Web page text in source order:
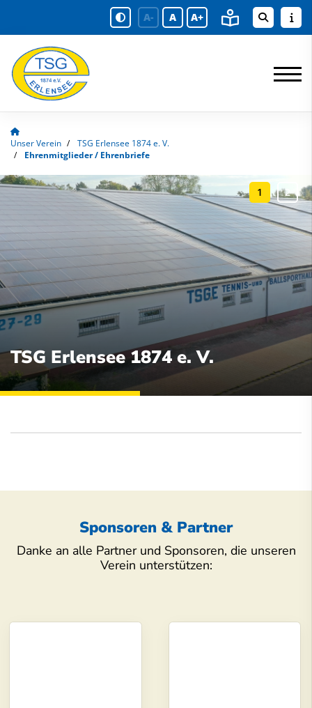
A- A A+
Unser Verein
TSG Erlensee 1874 e. V.
Ehrenmitglieder / Ehrenbriefe
TSG Erlensee 1874 e. V.
Sponsoren & Partner
Danke an alle Partner und Sponsoren, die unseren
Verein unterstützen: